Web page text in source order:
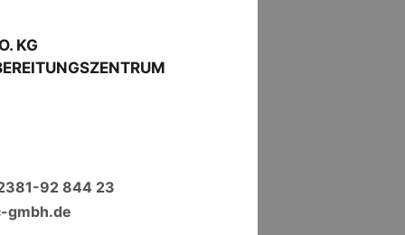
KG
92 844 23
gmbh.de